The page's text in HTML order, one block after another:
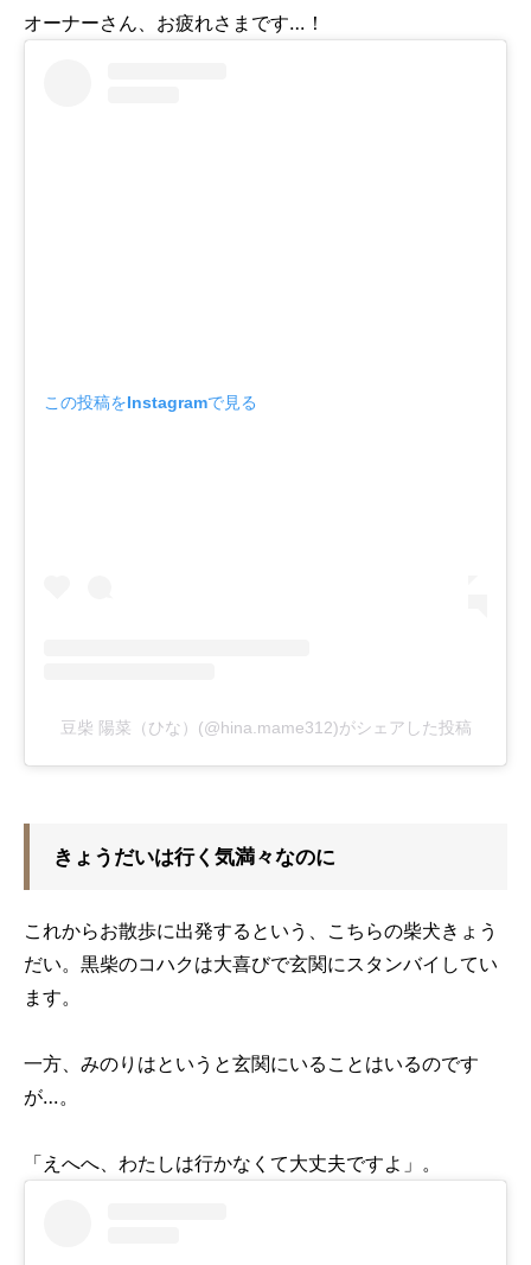
オーナーさん、お疲れさまです…！
この投稿をInstagramで見る
豆柴 陽菜（ひな）(@hina.mame312)がシェアした投稿
きょうだいは行く気満々なのに
これからお散歩に出発するという、こちらの柴犬きょう
だい。黒柴のコハクは大喜びで玄関にスタンバイしてい
ます。
一方、みのりはというと玄関にいることはいるのです
が…。
「えへへ、わたしは行かなくて大丈夫ですよ」。